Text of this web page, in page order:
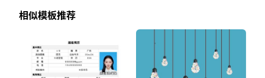
相似模板推荐